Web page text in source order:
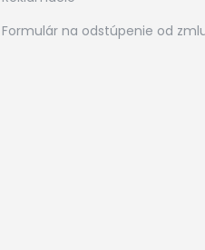
Formulár na odstúpenie od